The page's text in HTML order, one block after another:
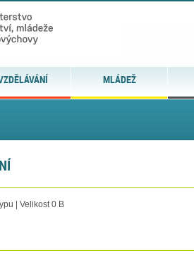
MLÁDEŽ
| Velikost 0 B